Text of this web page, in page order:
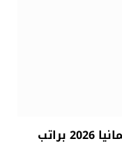
فرصة تطوع ممول بالكامل في ألمانيا 2026 براتب